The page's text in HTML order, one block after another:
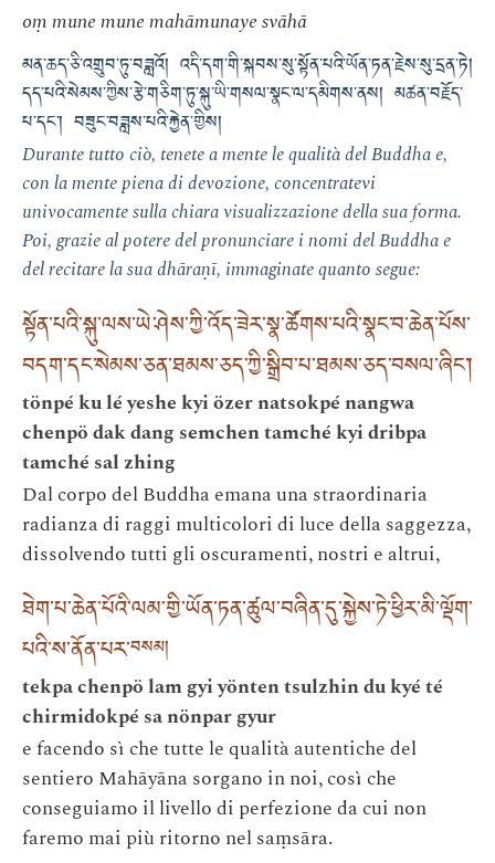
oṃ mune mune mahāmunaye svāhā
མན་ཆད་ཅི་འགྲུབ་ཏུ་བཟླའོ། འདི་དག་གི་སྐབས་སུ་སྟོན་པའི་ཡོན་ཏན་རྗེས་སུ་དྲན་ཏེ།
དད་པའི་སེམས་ཀྱིས་རྩེ་གཅིག་ཏུ་སྐུ་ཡི་གསལ་སྣང་ལ་དམིགས་ནས། མཚན་བརྗོད་
པ་དང་། བཟུང་བཟླས་པའི་རྐྱེན་གྱིས།
Durante tutto ciò, tenete a mente le qualità del Buddha e,
con la mente piena di devozione, concentratevi
univocamente sulla chiara visualizzazione della sua forma.
Poi, grazie al potere del pronunciare i nomi del Buddha e
del recitare la sua dhāraṇī, immaginate quanto segue:
སྟོན་པའི་སྐུ་ལས་ཡེ་ཤེས་ཀྱི་འོད་ཟེར་སྣ་ཚོགས་པའི་སྣང་བ་ཆེན་པོས་
བདག་དང་སེམས་ཅན་ཐམས་ཅད་ཀྱི་སྒྲིབ་པ་ཐམས་ཅད་བསལ་ཞིང་།
tönpé ku lé yeshe kyi özer natsokpé nangwa
chenpö dak dang semchen tamché kyi dribpa
tamché sal zhing
Dal corpo del Buddha emana una straordinaria
radianza di raggi multicolori di luce della saggezza,
dissolvendo tutti gli oscuramenti, nostri e altrui,
ཐེག་པ་ཆེན་པོའི་ལམ་གྱི་ཡོན་ཏན་ཚུལ་བཞིན་དུ་སྐྱེས་ཏེ་ཕྱིར་མི་ལྡོག་
པའི་ས་ནོན་པར་བསམ།
tekpa chenpö lam gyi yönten tsulzhin du kyé té
chirmidokpé sa nönpar gyur
e facendo sì che tutte le qualità autentiche del
sentiero Mahāyāna sorgano in noi, così che
conseguiamo il livello di perfezione da cui non
faremo mai più ritorno nel saṃsāra.